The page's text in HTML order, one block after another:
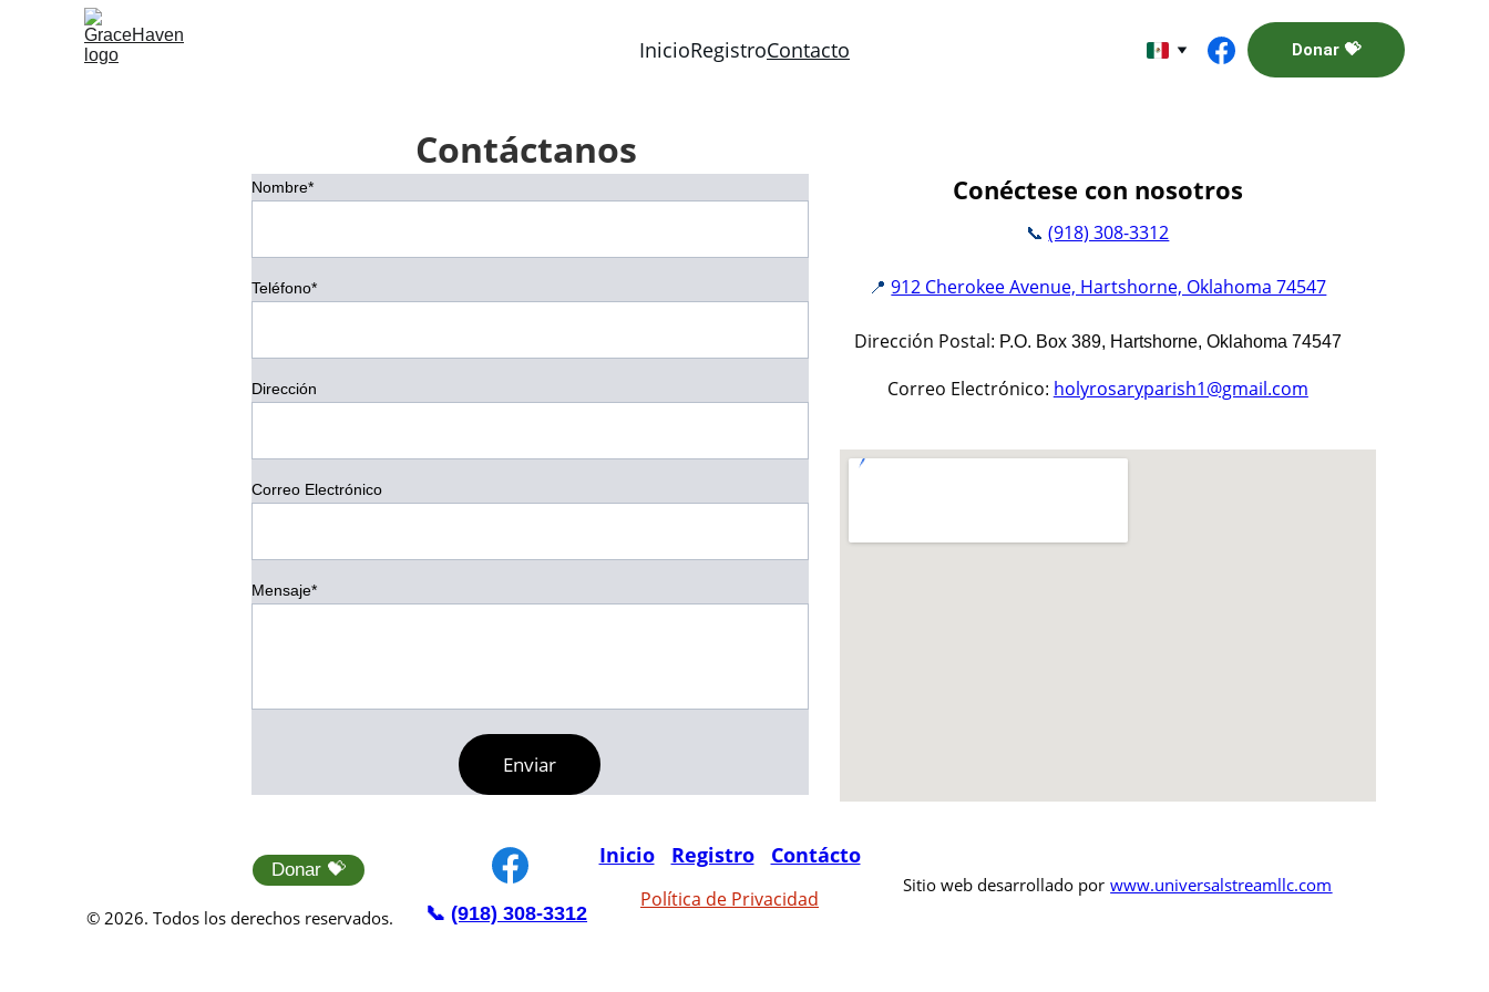
InicioRegistroContacto Donar 💝
Contáctanos
Nombre*
Teléfono*
Dirección
Correo Electrónico
Mensaje*
Enviar
Conéctese con nosotros
📞 (918) 308-3312
📍 912 Cherokee Avenue, Hartshorne, Oklahoma 74547
Dirección Postal: P.O. Box 389, Hartshorne, Oklahoma 74547
Correo Electrónico: holyrosaryparish1@gmail.com
Inicio Registro Contácto
Política de Privacidad
© 2026. Todos los derechos reservados.
Sitio web desarrollado por www.universalstreamllc.com
Donar 💝
📞 (918) 308-3312